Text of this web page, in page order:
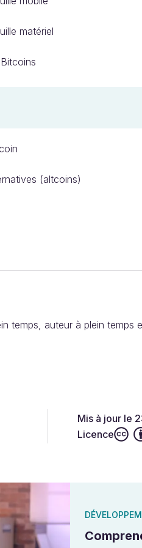
matériel
(altcoins)
temps, auteur à plein
Mis à jour le
Licence